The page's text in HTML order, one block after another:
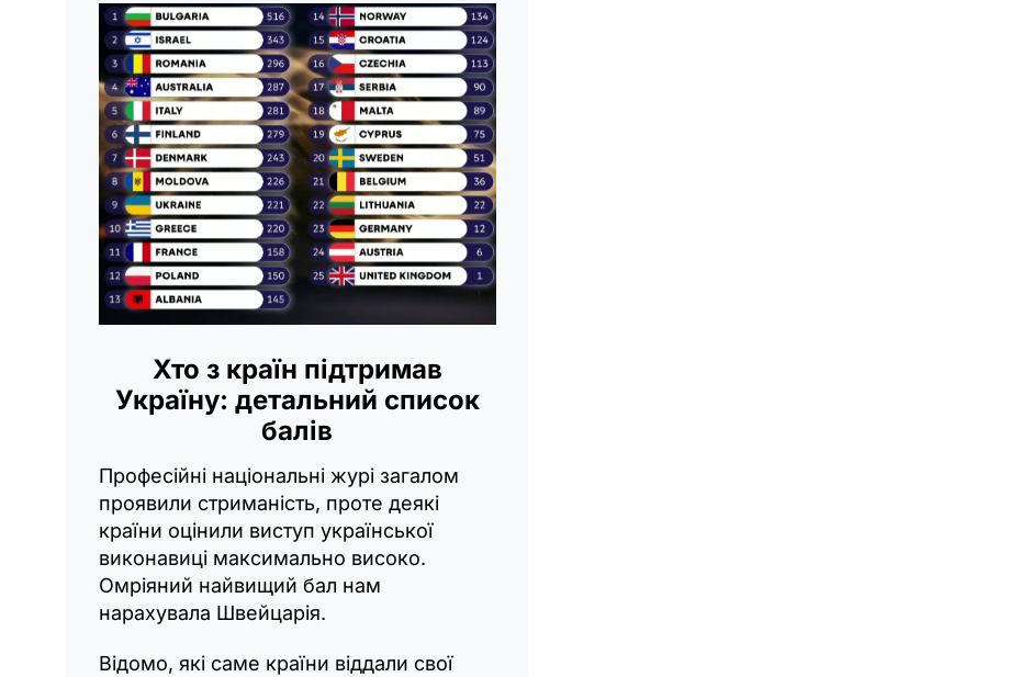
Хто з країн підтримав
Україну: детальний список
балів
Професійні національні журі загалом
проявили стриманість, проте деякі
країни оцінили виступ української
виконавиці максимально високо.
Омріяний найвищий бал нам
нарахувала Швейцарія.
Відомо, які саме країни віддали свої